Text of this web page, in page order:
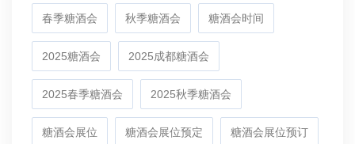
春季糖酒会 秋季糖酒会 糖酒会时间
2025糖酒会 2025成都糖酒会
2025春季糖酒会 2025秋季糖酒会
糖酒会展位 糖酒会展位预定 糖酒会展位预订